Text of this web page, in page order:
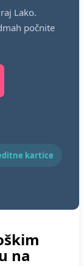
Lako.
počnite
kartice
na